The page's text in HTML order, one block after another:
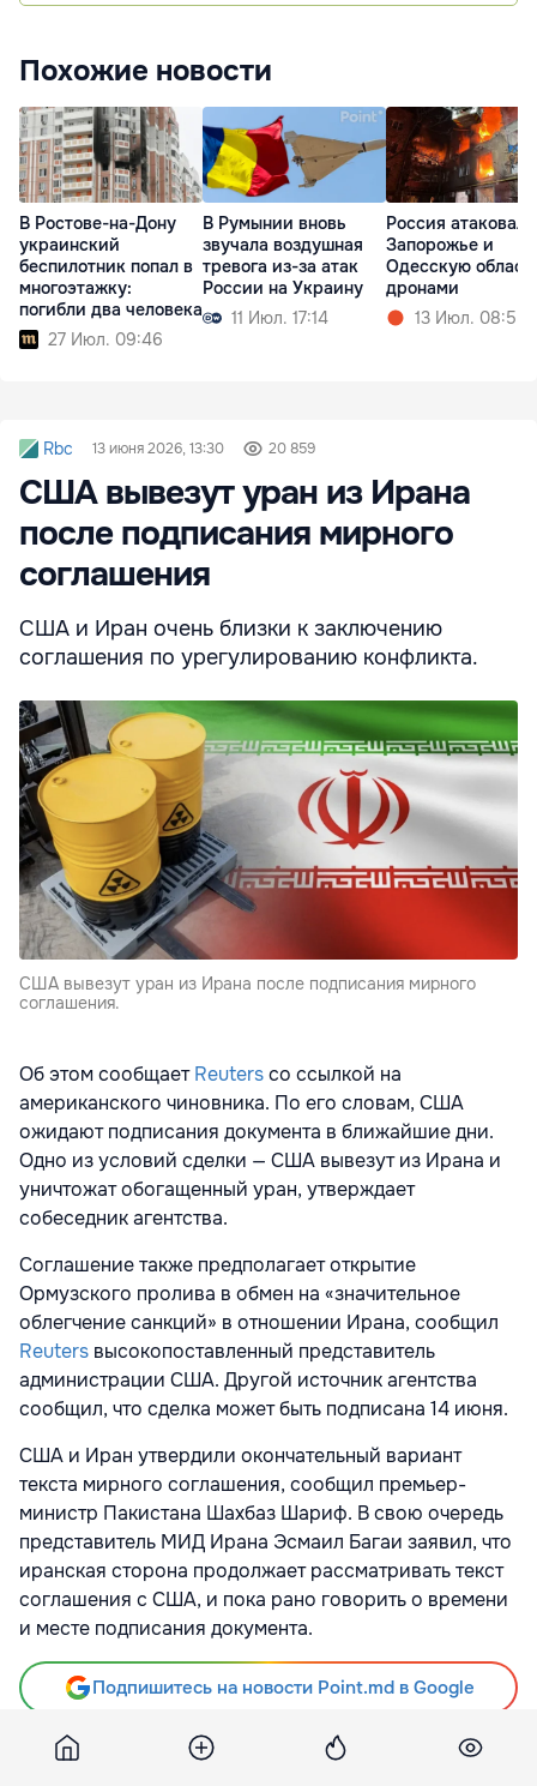
Похожие новости
В Ростове-на-Дону
украинский
беспилотник попал в
многоэтажку:
погибли два человека
27 Июл. 09:46
В Румынии вновь
звучала воздушная
тревога из-за атак
России на Украину
11 Июл. 17:14
Россия атаковала
Запорожье и
Одесскую
дронами
13 Июл. 08:55
Rbc 13 июня 2026, 13:30 20 859
США вывезут уран из Ирана
после подписания мирного
соглашения
США и Иран очень близки к заключению
соглашения по урегулированию конфликта.
США вывезут уран из Ирана после подписания мирного
соглашения.
Об этом сообщаетReutersсо ссылкой на
американского чиновника. По его словам, США
ожидают подписания документа в ближайшие дни.
Одно из условий сделки — США вывезут из Ирана и
уничтожат обогащенный уран, утверждает
собеседник агентства.
Соглашение также предполагает открытие
Ормузского пролива в обмен на «значительное
облегчение санкций» в отношении Ирана, сообщил
Reuters высокопоставленный представитель
администрации США. Другой источник агентства
сообщил, что сделка может быть подписана 14 июня.
США и Иран утвердили окончательный вариант
текста мирного соглашения, сообщил премьер-
министр Пакистана Шахбаз Шариф. В свою очередь
представитель МИД Ирана Эсмаил Багаи заявил, что
иранская сторона продолжает рассматривать текст
соглашения с США, и пока рано говорить о времени
и месте подписания документа.
Подпишитесь на новости Point.md в Google
Источник